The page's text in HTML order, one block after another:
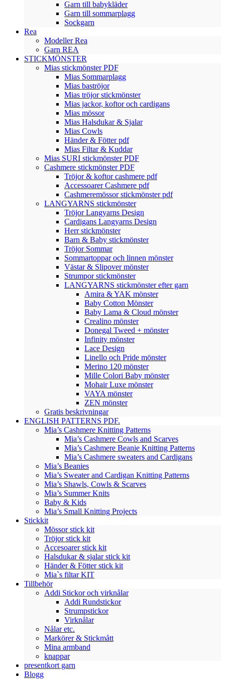
Garn till babykläder
Garn till sommarplagg
Sockgarn
Rea
Modeller Rea
Garn REA
STICKMÖNSTER
Mias stickmönster PDF
Mias Sommarplagg
Mias baströjor
Mias tröjor stickmönster
Mias jackor, koftor och cardigans
Mias mössor
Mias Halsdukar & Sjalar
Mias Cowls
Händer & Fötter pdf
Mias Filtar & Kuddar
Mias SURI stickmönster PDF
Cashmere stickmönster PDF
Tröjor & koftor cashmere pdf
Accessoarer Cashmere pdf
Cashmeremössor stickmönster pdf
LANGYARNS stickmönster
Tröjor Langyarns Design
Cardigans Langyarns Design
Herr stickmönster
Barn & Baby stickmönster
Tröjor Sommar
Sommartoppar och linnen mönster
Västar & Slipover mönster
Strumpor stickmönster
LANGYARNS stickmönster efter garn
Amira & YAK mönster
Baby Cotton Mönster
Baby Lama & Cloud mönster
Crealino mönster
Donegal Tweed + mönster
Infinity mönster
Lace Design
Linello och Pride mönster
Merino 120 mönster
Mille Colori Baby mönster
Mohair Luxe mönster
VAYA mönster
ZEN mönster
Gratis beskrivningar
ENGLISH PATTERNS PDF.
Mia’s Cashmere Knitting Patterns
Mia’s Cashmere Cowls and Scarves
Mia’s Cashmere Beanie Knitting Patterns
Mia’s Cashmere sweaters and Cardigans
Mia’s Beanies
Mia’s Sweater and Cardigan Knitting Patterns
Mia’s Shawls, Cowls & Scarves
Mia’s Summer Knits
Baby & Kids
Mia’s Small Knitting Projects
Stickkit
Mössor stick kit
Tröjor stick kit
Accesoarer stick kit
Halsdukar & sjalar stick kit
Händer & Fötter stick kit
Mia`s filtar KIT
Tillbehör
Addi Stickor och virknålar
Addi Rundstickor
Strumpstickor
Virknålar
Nålar etc.
Markörer & Stickmått
Mina armband
knappar
presentkort garn
Blogg